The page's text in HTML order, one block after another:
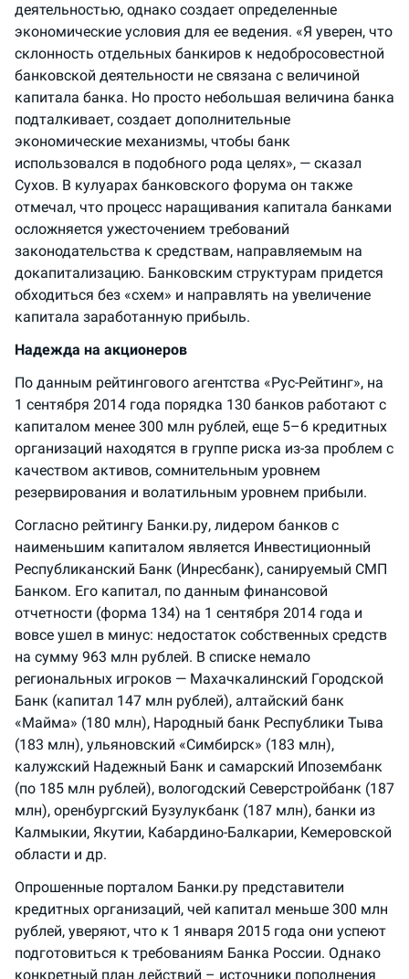
деятельностью, однако создает определенные
экономические условия для ее ведения. «Я уверен, что
склонность отдельных банкиров к недобросовестной
банковской деятельности не связана с величиной
капитала банка. Но просто небольшая величина банка
подталкивает, создает дополнительные
экономические механизмы, чтобы банк
использовался в подобного рода целях», — сказал
Сухов. В кулуарах банковского форума он также
отмечал, что процесс наращивания капитала банками
осложняется ужесточением требований
законодательства к средствам, направляемым на
докапитализацию. Банковским структурам придется
обходиться без «схем» и направлять на увеличение
капитала заработанную прибыль.
Надежда на акционеров
По данным рейтингового агентства «Рус-Рейтинг», на
1 сентября 2014 года порядка 130 банков работают с
капиталом менее 300 млн рублей, еще 5–6 кредитных
организаций находятся в группе риска из-за проблем с
качеством активов, сомнительным уровнем
резервирования и волатильным уровнем прибыли.
Согласно рейтингу Банки.ру, лидером банков с
наименьшим капиталом является Инвестиционный
Республиканский Банк (Инресбанк), санируемый СМП
Банком. Его капитал, по данным финансовой
отчетности (форма 134) на 1 сентября 2014 года и
вовсе ушел в минус: недостаток собственных средств
на сумму 963 млн рублей. В списке немало
региональных игроков — Махачкалинский Городской
Банк (капитал 147 млн рублей), алтайский банк
«Майма» (180 млн), Народный банк Республики Тыва
(183 млн), ульяновский «Симбирск» (183 млн),
калужский Надежный Банк и самарский Ипозембанк
(по 185 млн рублей), вологодский Северстройбанк (187
млн), оренбургский Бузулукбанк (187 млн), банки из
Калмыкии, Якутии, Кабардино-Балкарии, Кемеровской
области и др.
Опрошенные порталом Банки.ру представители
кредитных организаций, чей капитал меньше 300 млн
рублей, уверяют, что к 1 января 2015 года они успеют
подготовиться к требованиям Банка России. Однако
конкретный план действий – источники пополнения